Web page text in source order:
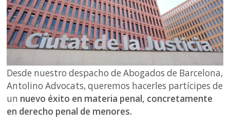
Desde nuestro despacho de Abogados de Barcelona,
Antolino Advocats, queremos hacerles partícipes de
un nuevo éxito en materia penal, concretamente
en derecho penal de menores.